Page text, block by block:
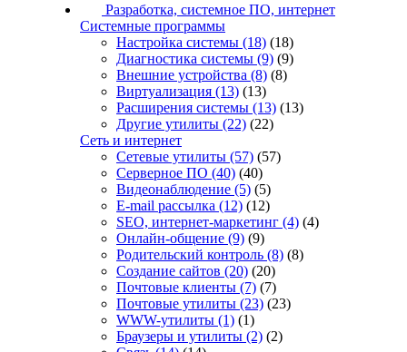
Разработка, системное ПО, интернет
Системные программы
Настройка системы (18) (18)
Диагностика системы (9) (9)
Внешние устройства (8) (8)
Виртуализация (13) (13)
Расширения системы (13) (13)
Другие утилиты (22) (22)
Сеть и интернет
Сетевые утилиты (57) (57)
Серверное ПО (40) (40)
Видеонаблюдение (5) (5)
E-mail рассылка (12) (12)
SEO, интернет-маркетинг (4) (4)
Онлайн-общение (9) (9)
Родительский контроль (8) (8)
Создание сайтов (20) (20)
Почтовые клиенты (7) (7)
Почтовые утилиты (23) (23)
WWW-утилиты (1) (1)
Браузеры и утилиты (2) (2)